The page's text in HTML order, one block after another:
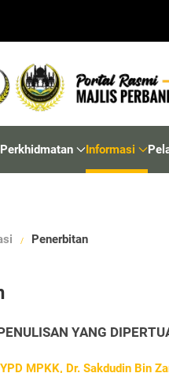
Perkhidmatan Informasi
Penerbitan
YANG
MPKK, Dr. Sakdudin Bin